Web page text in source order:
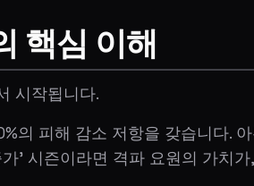
핵심 이해
시작됩니다.
의 피해 감소 저항을 갖습니다.
' 시즌이라면 격파 요원의 가치